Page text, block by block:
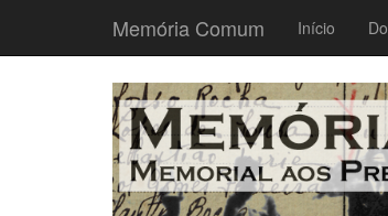
Memória Comum
Main
navigation
Início